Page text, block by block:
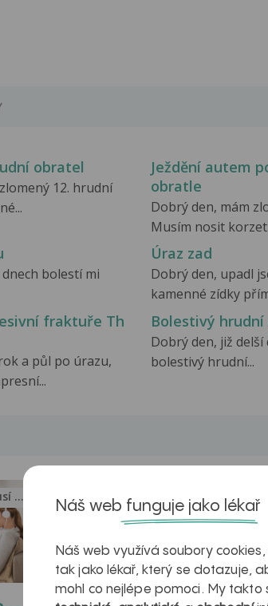
obratel
12. hrudní
Ježdění autem
obratle
Dobrý den, mám
Musím nosit
bolestí mi
Úraz zad
Dobrý den, upadl
kamenné zídky
fraktuře Th
a půl po úrazu,
Bolestivý
Dobrý den, již
bolestivý hrudní...
Nevolnost nemusí být nutnou... Jak na zdravá játra?
Náš web funguje jako lékař
Náš web využívá soubory
tak jako lékař, který se dotazuje,
mohl co nejlépe pomoci. My takto